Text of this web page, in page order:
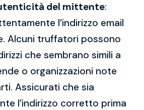
del mittente:
l’indirizzo email
Alcuni truffatori possono
che sembrano simili a
o organizzazioni note
Assicurati che sia
l’indirizzo corretto prima